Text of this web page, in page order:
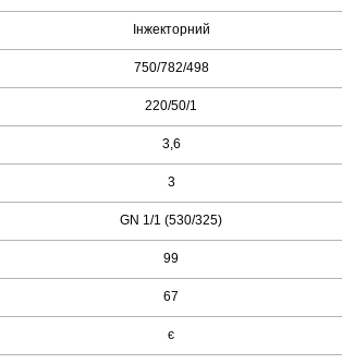
Інжекторний
750/782/498
220/50/1
3,6
3
GN 1/1 (530/325)
99
67
є